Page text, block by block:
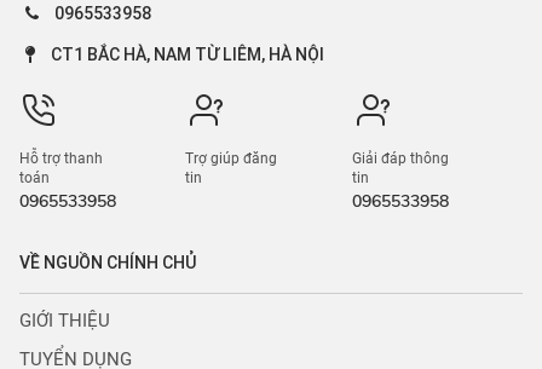
0965533958
CT1 BẮC HÀ, NAM TỪ LIÊM, HÀ NỘI
Hỗ trợ thanh
toán
0965533958
Trợ giúp đăng
tin
Giải đáp thông
tin
0965533958
VỀ NGUỒN CHÍNH CHỦ
GIỚI THIỆU
TUYỂN DỤNG